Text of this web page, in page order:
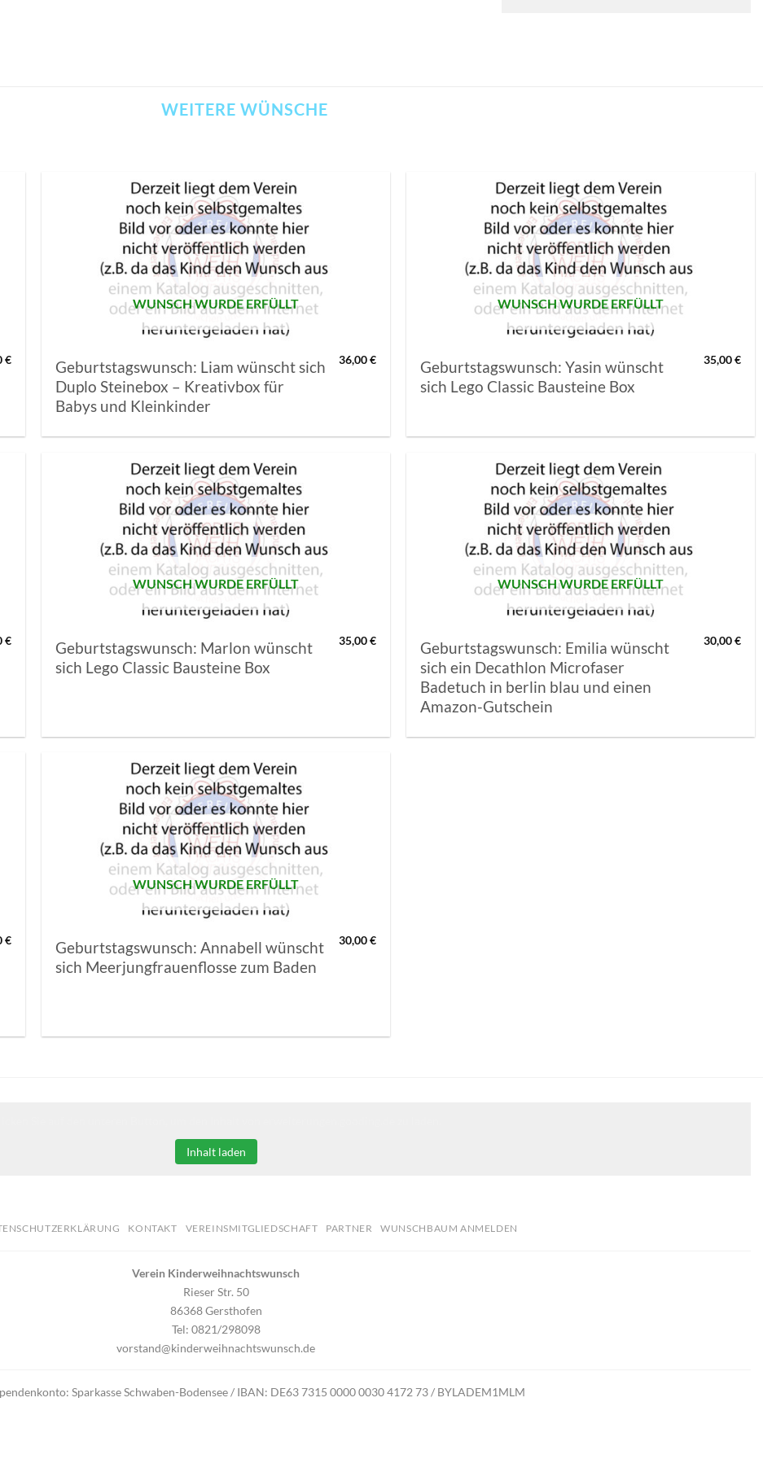
WEITERE WÜNSCHE
€
WUNSCH WURDE ERFÜLLT
Geburtstagswunsch: Liam wünscht sich
Duplo Steinebox – Kreativbox für
Babys und Kleinkinder
36,00€
WUNSCH WURDE ERFÜLLT
Geburtstagswunsch: Yasin wünscht
sich Lego Classic Bausteine Box
35,00€
€
WUNSCH WURDE ERFÜLLT
Geburtstagswunsch: Marlon wünscht
sich Lego Classic Bausteine Box
35,00€
WUNSCH WURDE ERFÜLLT
Geburtstagswunsch: Emilia wünscht
sich ein Decathlon Microfaser
Badetuch in berlin blau und einen
Amazon-Gutschein
30,00€
€
WUNSCH WURDE ERFÜLLT
Geburtstagswunsch: Annabell wünscht
sich Meerjungfrauenflosse zum Baden
30,00€
Inhalt laden
KONTAKT VEREINSMITGLIEDSCHAFT PARTNER WUNSCHBAUM ANMELDEN
Verein Kinderweihnachtswunsch
Rieser Str. 50
86368 Gersthofen
Tel: 0821/298098
vorstand@kinderweihnachtswunsch.de
Sparkasse Schwaben-Bodensee / IBAN: DE63 7315 0000 0030 4172 73 / BYLADEM1MLM